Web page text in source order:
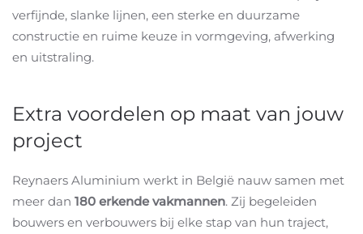
verfijnde, slanke lijnen, een sterke en duurzame
constructie en ruime keuze in vormgeving, afwerking
en uitstraling.
Extra voordelen op maat van jouw
project
Reynaers Aluminium werkt in België nauw samen met
meer dan 180 erkende vakmannen. Zij begeleiden
bouwers en verbouwers bij elke stap van hun traject,